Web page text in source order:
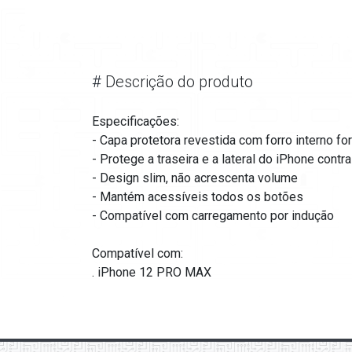
# Descrição do produto
Especificações:
- Capa protetora revestida com forro interno
- Protege a traseira e a lateral do iPhone
- Design slim, não acrescenta volume
- Mantém acessíveis todos os botões
- Compatível com carregamento por indução
Compatível com:
. iPhone 12 PRO MAX